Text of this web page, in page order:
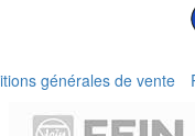
générales de vente